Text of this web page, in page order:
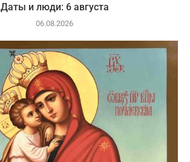
Даты и люди: 6 августа
06.08.2026